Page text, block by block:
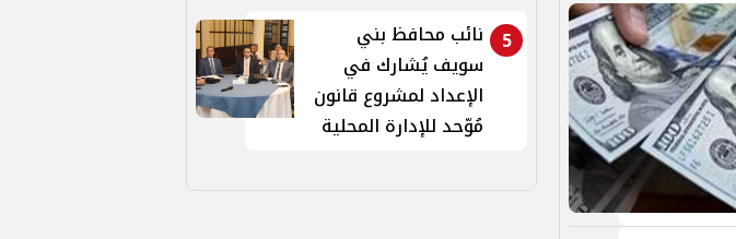
5
نائب محافظ بني
سويف يُشارك في
الإعداد لمشروع قانون
مُوّحد للإدارة المحلية